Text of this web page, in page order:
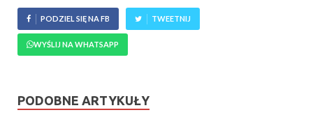
PODZIEL SIĘ NA FB TWEETNIJ
WYŚLIJ NA WHATSAPP
PODOBNE ARTYKUŁY